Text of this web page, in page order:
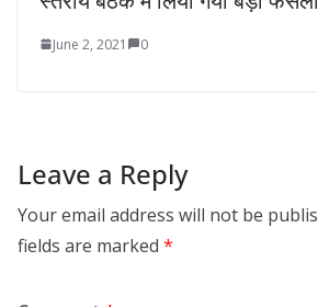
June 2, 2021 0
Leave a Reply
Your email address will not be
fields are marked *